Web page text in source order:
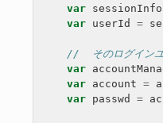
var
sessionInfo
var
userId =
//  そのログインユ
var
var
account =
var
passwd =